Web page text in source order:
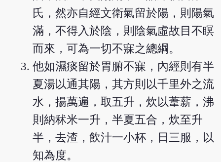
氏，然亦自經文衛氣留於陽，則陽氣
滿，不得入於陰，則陰氣虛故目不瞑
而來，可為一切不寐之總綱。
他如濕痰留於胃腑不寐，內經則有半
夏湯以通其陽，其方則以千里外之流
水，揚萬遍，取五升，炊以葦薪，沸
則納秫米一升，半夏五合，炊至升
半，去渣，飲汁一小杯，日三服，以
知為度。